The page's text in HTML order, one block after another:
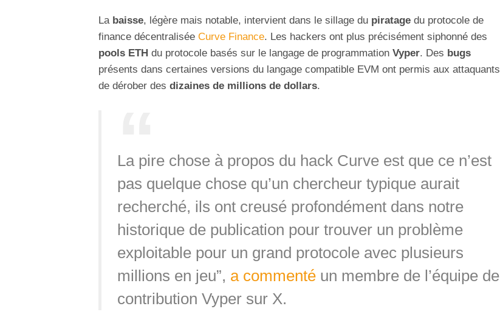
La baisse, légère mais notable, intervient dans le sillage du piratage du protocole de
finance décentralisée Curve Finance. Les hackers ont plus précisément siphonné des
pools ETH du protocole basés sur le langage de programmation Vyper. Des bugs
présents dans certaines versions du langage compatible EVM ont permis aux attaquants
de dérober des dizaines de millions de dollars.
La pire chose à propos du hack Curve est que ce n’est
pas quelque chose qu’un chercheur typique aurait
recherché, ils ont creusé profondément dans notre
historique de publication pour trouver un problème
exploitable pour un grand protocole avec plusieurs
millions en jeu”, a commentéun membre de l’équipe de
contribution Vyper sur X.